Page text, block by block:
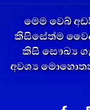
මෙම වෙබ්
කිසිසේත්ම
කිසි සෞඛ්‍ය
අවශ්‍ය